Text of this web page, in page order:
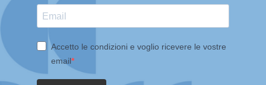
Accetto le condizioni e voglio ricevere le vostre
email